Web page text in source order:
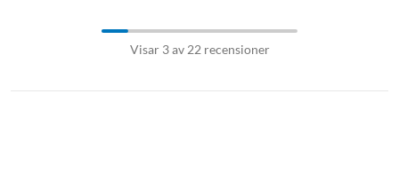
Visar 3 av 22 recensioner